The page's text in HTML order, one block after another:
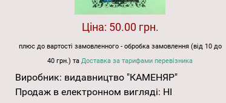
Ціна: 50.00 грн.
плюс до вартості замовленного - обробка замовлення (від 10 до
40 грн.) таДоставка за тарифами перевізника
Виробник: видавництво "КАМЕНЯР"
Продаж в електронном вигляді: НІ